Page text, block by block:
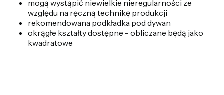
mogą wystąpić niewielkie nieregularności ze
względu na ręczną technikę produkcji
rekomendowana podkładka pod dywan
okrągłe kształty dostępne - obliczane będą jako
kwadratowe